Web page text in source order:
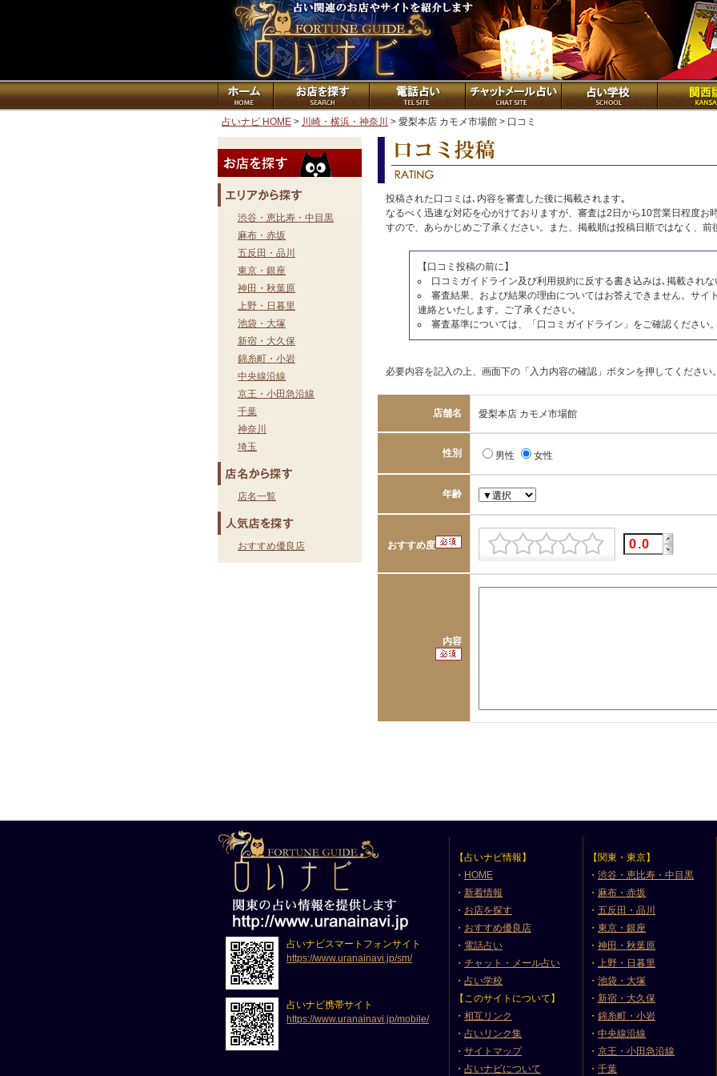
占いナビ HOME > 川崎・横浜・神奈川 > 愛梨本店 カモメ市場館 > 口コミ
渋谷・恵比寿・中目黒
麻布・赤坂
五反田・品川
東京・銀座
神田・秋葉原
上野・日暮里
池袋・大塚
新宿・大久保
錦糸町・小岩
中央線沿線
京王・小田急沿線
千葉
神奈川
埼玉
店名一覧
おすすめ優良店
投稿された口コミは､内容を審査した後に掲載されます｡
なるべく迅速な対応を心がけておりますが、審査は2日から10営業日程度お
すので、あらかじめご了承ください。また、掲載順は投稿日順ではなく、前
【口コミ投稿の前に】
口コミガイドライン及び利用規約に反する書き込みは､掲載され
審査結果、および結果の理由についてはお答えできません。サイ
連絡といたします。ご了承ください。
審査基準については、「口コミガイドライン」をご確認ください
必要内容を記入の上、画面下の「入力内容の確認」ボタンを押してください
店舗名 愛梨本店 カモメ市場館
性別 男性 女性
年齢
おすすめ度
内容
占いナビスマートフォンサイト
https://www.uranainavi.jp/sm/
占いナビ携帯サイト
https://www.uranainavi.jp/mobile/
【占いナビ情報】
・ HOME
・ 新着情報
・ お店を探す
・ おすすめ優良店
・ 電話占い
・ チャット・メール占い
・ 占い学校
【このサイトについて】
・ 相互リンク
・ 占いリンク集
・ サイトマップ
・ 占いナビについて
【関東・東京】
・ 渋谷・恵比寿・中目黒
・ 麻布・赤坂
・ 五反田・品川
・ 東京・銀座
・ 神田・秋葉原
・ 上野・日暮里
・ 池袋・大塚
・ 新宿・大久保
・ 錦糸町・小岩
・ 中央線沿線
・ 京王・小田急沿線
・ 千葉